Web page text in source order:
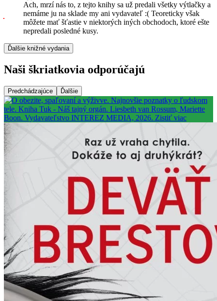
Ach, mrzí nás to, z tejto knihy sa už predali všetky výtlačky a
nemáme ju na sklade my ani vydavateľ :( Teoreticky však
môžete mať šťastie v niektorých iných obchodoch, ktoré ešte
nepredali posledné kusy.
Ďalšie knižné vydania
Naši škriatkovia odporúčajú
Predchádzajúce Ďalšie